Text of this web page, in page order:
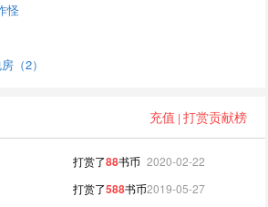
怪
（2）
充值 | 打赏贡献榜
2020-02-22
打赏了88书币
2019-05-27
打赏了588书币